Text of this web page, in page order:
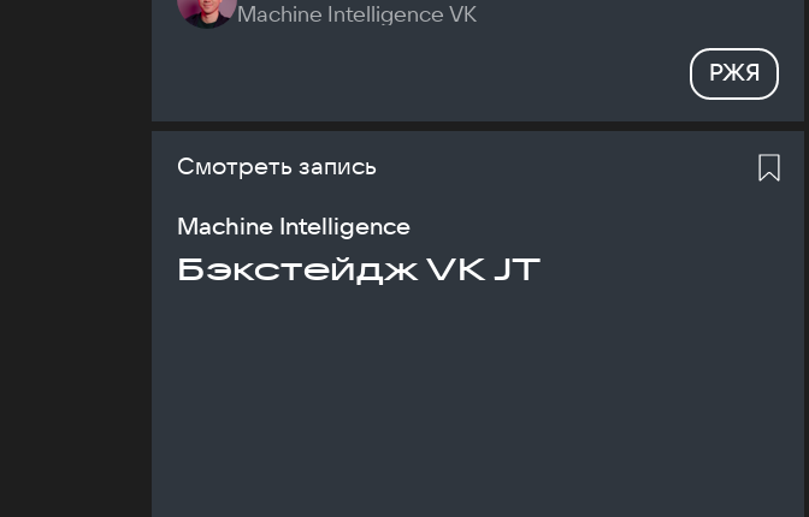
Machine Intelligence VK
РЖЯ
Смотреть запись
Machine Intelligence
Бэкстейдж VK JT